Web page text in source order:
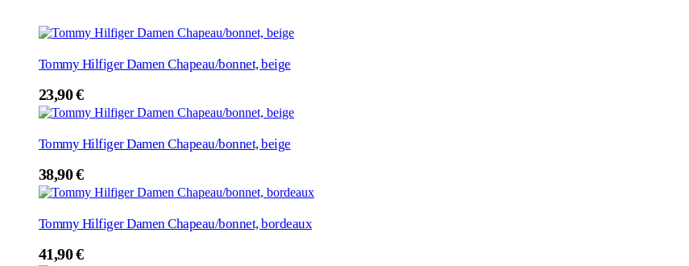
Tommy Hilfiger Damen Chapeau/bonnet, beige
23,90€
Tommy Hilfiger Damen Chapeau/bonnet, beige
38,90€
Tommy Hilfiger Damen Chapeau/bonnet, bordeaux
41,90€